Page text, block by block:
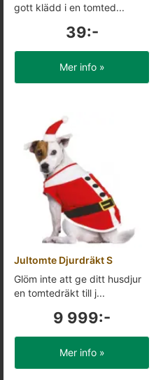
gott klädd i en tomted...
39:-
Mer info »
Jultomte Djurdräkt S
Glöm inte att ge ditt husdjur
en tomtedräkt till j...
9 999:-
Mer info »